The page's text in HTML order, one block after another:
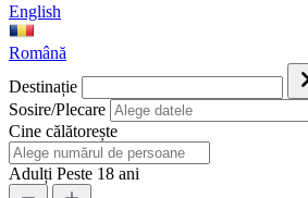
English
Română
Destinație
Sosire/Plecare
Cine călătorește
Adulți Peste 18 ani